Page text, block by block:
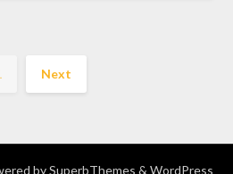
Next
bySuperbThemes & WordPress